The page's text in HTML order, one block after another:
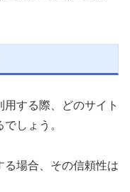
する際、どのサイト
しょう。
場合、その信頼性は